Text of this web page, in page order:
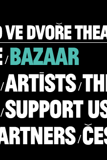
/
/
/
/
/